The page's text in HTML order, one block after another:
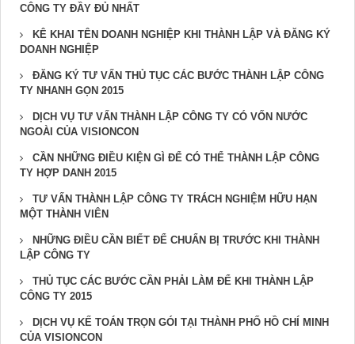
CÔNG TY ĐẦY ĐỦ NHẤT
KÊ KHAI TÊN DOANH NGHIỆP KHI THÀNH LẬP VÀ ĐĂNG KÝ
DOANH NGHIỆP
ĐĂNG KÝ TƯ VẤN THỦ TỤC CÁC BƯỚC THÀNH LẬP CÔNG
TY NHANH GỌN 2015
DỊCH VỤ TƯ VẤN THÀNH LẬP CÔNG TY CÓ VỐN NƯỚC
NGOÀI CỦA VISIONCON
CẦN NHỮNG ĐIỀU KIỆN GÌ ĐỂ CÓ THỂ THÀNH LẬP CÔNG
TY HỢP DANH 2015
TƯ VẤN THÀNH LẬP CÔNG TY TRÁCH NGHIỆM HỮU HẠN
MỘT THÀNH VIÊN
NHỮNG ĐIỀU CẦN BIẾT ĐỂ CHUẨN BỊ TRƯỚC KHI THÀNH
LẬP CÔNG TY
THỦ TỤC CÁC BƯỚC CẦN PHẢI LÀM ĐỂ KHI THÀNH LẬP
CÔNG TY 2015
DỊCH VỤ KẾ TOÁN TRỌN GÓI TẠI THÀNH PHỐ HỒ CHÍ MINH
CỦA VISIONCON